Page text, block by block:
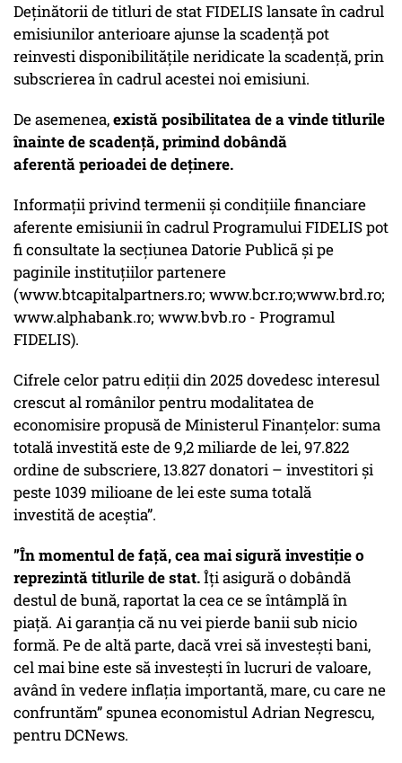
Deținătorii de titluri de stat FIDELIS lansate în cadrul
emisiunilor anterioare ajunse la scadență pot
reinvesti disponibilitățile neridicate la scadență, prin
subscrierea în cadrul acestei noi emisiuni.
De asemenea,există posibilitatea de a vinde titlurile
înainte de scadență, primind dobândă
aferentă perioadei de deținere.
Informații privind termenii și condițiile financiare
aferente emisiunii în cadrul Programului FIDELIS pot
fi consultate la secțiunea Datorie Publicã și pe
paginile instituțiilor partenere
(www.btcapitalpartners.ro; www.bcr.ro;www.brd.ro;
www.alphabank.ro; www.bvb.ro - Programul
FIDELIS).
Cifrele celor patru ediții din 2025 dovedesc interesul
crescut al românilor pentru modalitatea de
economisire propusă de Ministerul Finanțelor: suma
totală investită este de 9,2 miliarde de lei, 97.822
ordine de subscriere, 13.827 donatori – investitori și
peste 1039 milioane de lei este suma totală
investită de aceștia”.
”În momentul de față, cea mai sigură investiție o
reprezintă titlurile de stat.Îți asigură o dobândă
destul de bună, raportat la cea ce se întâmplă în
piață. Ai garanția că nu vei pierde banii sub nicio
formă. Pe de altă parte, dacă vrei să investești bani,
cel mai bine este să investești în lucruri de valoare,
având în vedere inflația importantă, mare, cu care ne
confruntăm” spunea economistul Adrian Negrescu,
pentru DCNews.